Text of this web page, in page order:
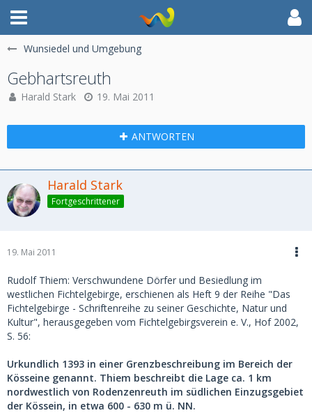
Wunsiedel und Umgebung
Gebhartsreuth
Harald Stark 19. Mai 2011
ANTWORTEN
Harald Stark
Fortgeschrittener
19. Mai 2011
Rudolf Thiem: Verschwundene Dörfer und Besiedlung im
westlichen Fichtelgebirge, erschienen als Heft 9 der Reihe "Das
Fichtelgebirge - Schriftenreihe zu seiner Geschichte, Natur und
Kultur", herausgegeben vom Fichtelgebirgsverein e. V., Hof 2002,
S. 56:
Urkundlich 1393 in einer Grenzbeschreibung im Bereich der
Kösseine genannt. Thiem beschreibt die Lage ca. 1 km
nordwestlich von Rodenzenreuth im südlichen Einzugsgebiet
der Kössein, in etwa 600 - 630 m ü. NN.